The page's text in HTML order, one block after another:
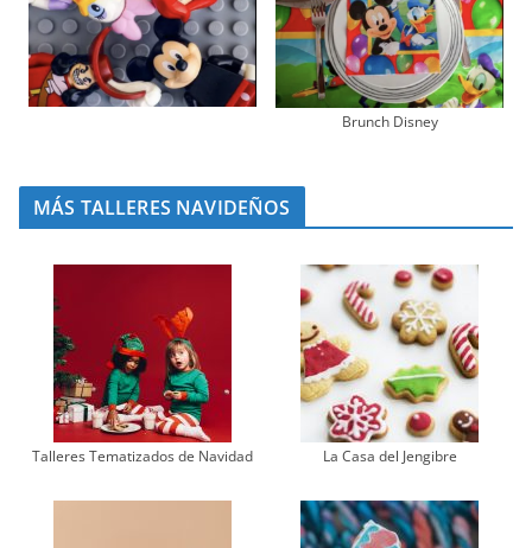
Brunch Disney
MÁS TALLERES NAVIDEÑOS
Talleres Tematizados de Navidad La Casa del Jengibre